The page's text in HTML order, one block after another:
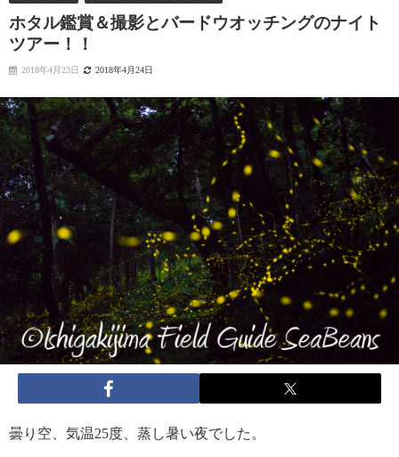
ホタル鑑賞＆撮影とバードウオッチングのナイト
ツアー！！
2018年4月23日 2018年4月24日
曇り空、気温25度、蒸し暑い夜でした。